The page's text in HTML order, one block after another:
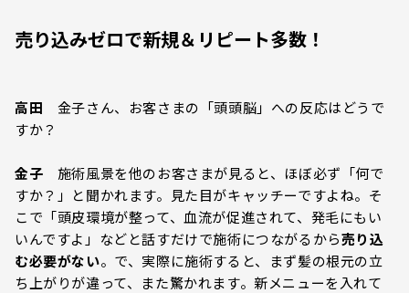
売り込みゼロで新規＆リピート多数！
高田 金子さん、お客さまの「頭頭脳」への反応はどうで
すか？
金子 施術風景を他のお客さまが見ると、ほぼ必ず「何で
すか？」と聞かれます。見た目がキャッチーですよね。そ
こで「頭皮環境が整って、血流が促進されて、発毛にもい
いんですよ」などと話すだけで施術につながるから売り込
む必要がない。で、実際に施術すると、まず髪の根元の立
ち上がりが違って、また驚かれます。新メニューを入れて